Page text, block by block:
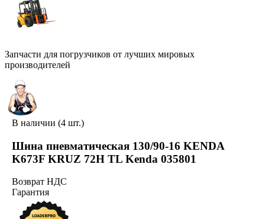
Запчасти для погрузчиков от лучших мировых
производителей
В наличии (4 шт.)
Шина пневматическая 130/90-16 KENDA
K673F KRUZ 72H TL Kenda 035801
Возврат НДС
Гарантия